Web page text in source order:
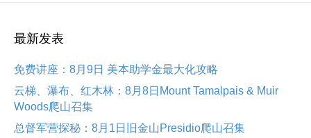
最新发表
免费讲座：8月9日 美本助学金最大化攻略
云梯、瀑布、红木林：8月8日Mount Tamalpais & Muir
Woods爬山召集
总督军营探秘：8月1日旧金山Presidio爬山召集